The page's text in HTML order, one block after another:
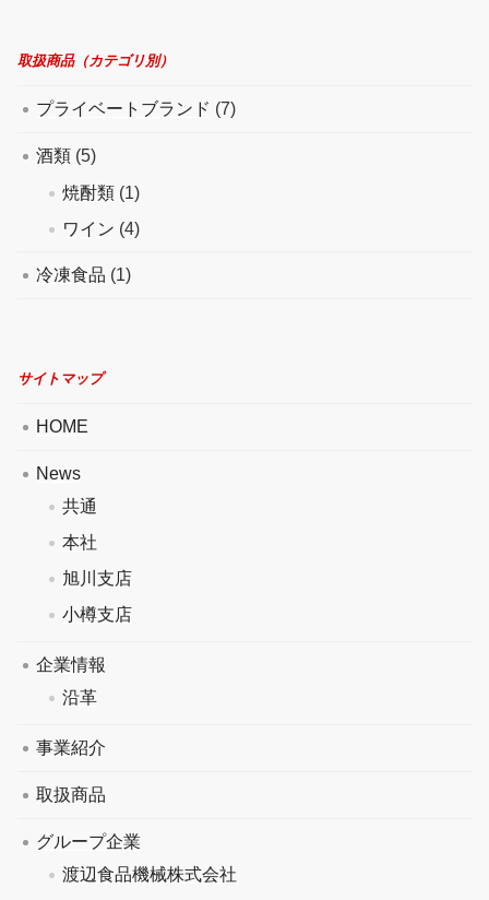
取扱商品（カテゴリ別）
プライベートブランド (7)
酒類 (5)
焼酎類 (1)
ワイン (4)
冷凍食品 (1)
サイトマップ
HOME
News
共通
本社
旭川支店
小樽支店
企業情報
沿革
事業紹介
取扱商品
グループ企業
渡辺食品機械株式会社